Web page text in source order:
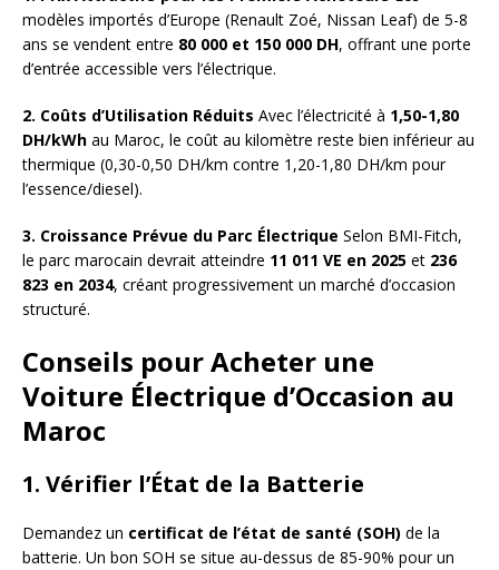
modèles importés d’Europe (Renault Zoé, Nissan Leaf) de 5-8
ans se vendent entre 80 000 et 150 000 DH, offrant une porte
d’entrée accessible vers l’électrique.
2. Coûts d’Utilisation Réduits Avec l’électricité à 1,50-1,80
DH/kWh au Maroc, le coût au kilomètre reste bien inférieur au
thermique (0,30-0,50 DH/km contre 1,20-1,80 DH/km pour
l’essence/diesel).
3. Croissance Prévue du Parc Électrique Selon BMI-Fitch,
le parc marocain devrait atteindre 11 011 VE en 2025 et 236
823 en 2034, créant progressivement un marché d’occasion
structuré.
Conseils pour Acheter une
Voiture Électrique d’Occasion au
Maroc
1. Vérifier l’État de la Batterie
Demandez un certificat de l’état de santé (SOH) de la
batterie. Un bon SOH se situe au-dessus de 85-90% pour un